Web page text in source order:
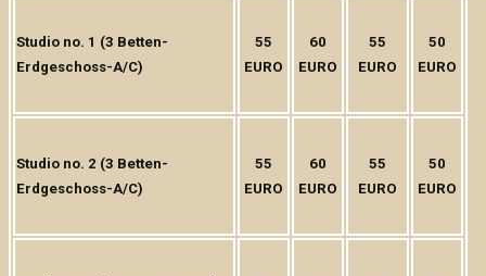
Studio no. 1 (3 Betten-
Erdgeschoss-A/C)
55
EURO
60
EURO
55
EURO
50
EURO
Studio no. 2 (3 Betten-
Erdgeschoss-A/C)
55
EURO
60
EURO
55
EURO
50
EURO